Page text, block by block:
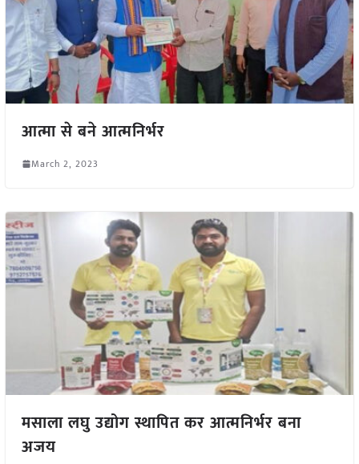
आत्मा से बने आत्मनिर्भर
March 2, 2023
मसाला लघु उद्योग स्थापित कर आत्मनिर्भर बना
अजय